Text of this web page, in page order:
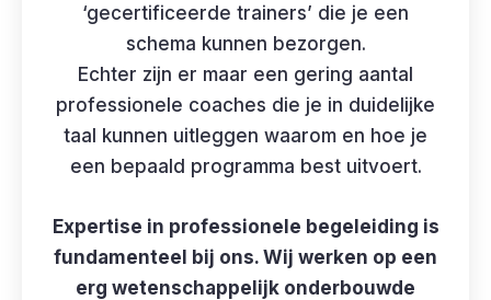
‘gecertificeerde trainers’ die je een
schema kunnen bezorgen.
Echter zijn er maar een gering aantal
professionele coaches die je in duidelijke
taal kunnen uitleggen waarom en hoe je
een bepaald programma best uitvoert.
Expertise in professionele begeleiding is
fundamenteel bij ons. Wij werken op een
erg wetenschappelijk onderbouwde